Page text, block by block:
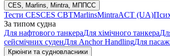
CES, Marlins, Mintra, МППСС
Тести CESCES CBTMarlinsMintraACT (UA)
За типом судна
Для нафтового танкераДля хімічного танкера
сейсмічних суденДля Anchor HandlingДля
Крюінги та судновласники